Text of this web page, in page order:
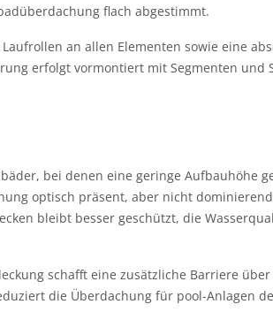
flach abgestimmt.
an allen Elementen sowie eine
erfolgt vormontiert mit Segmenten
bei denen eine geringe Aufbauhöhe
optisch präsent, aber nicht
bleibt besser geschützt, die
schafft eine zusätzliche Barriere
die Überdachung für pool-Anlagen